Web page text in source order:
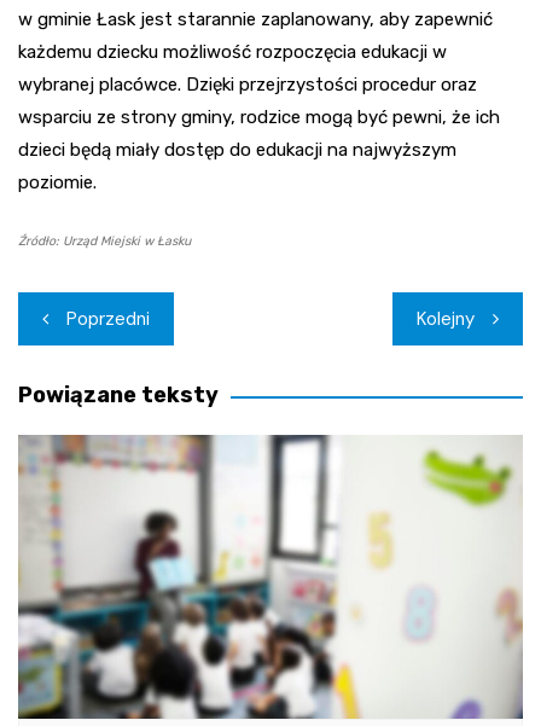
w gminie Łask jest starannie zaplanowany, aby zapewnić
każdemu dziecku możliwość rozpoczęcia edukacji w
wybranej placówce. Dzięki przejrzystości procedur oraz
wsparciu ze strony gminy, rodzice mogą być pewni, że ich
dzieci będą miały dostęp do edukacji na najwyższym
poziomie.
Źródło: Urząd Miejski w Łasku
Nawigacja
wpisu
Poprzedni Kolejny
Powiązane teksty